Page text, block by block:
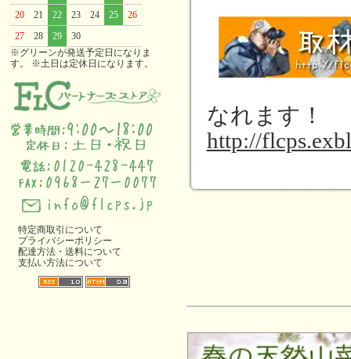
20
21 22 23 24 25
26
27
28 29
30
※グリーンが発送予定日になりま
す。 ※土日は定休日になります。
特定商取引について
プライバシーポリシー
配達方法・送料について
支払い方法について
なれます！
http://